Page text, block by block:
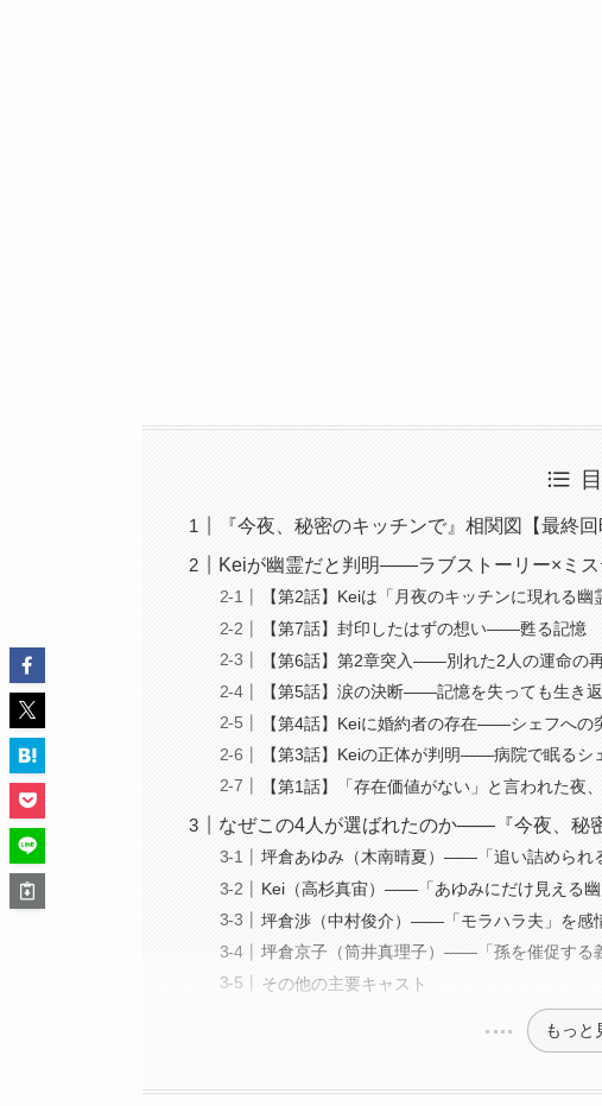
『今夜、秘密のキッチンで』相関図【最終回
Keiが幽霊だと判明——ラブストーリー×ミス
【第2話】Keiは「月夜のキッチンに現れる
【第7話】封印したはずの想い——甦る記憶
【第6話】第2章突入——別れた2人の運命の
【第5話】涙の決断——記憶を失っても生き
【第4話】Keiに婚約者の存在——シェフへの
【第3話】Keiの正体が判明——病院で眠るシ
【第1話】「存在価値がない」と言われた夜
なぜこの4人が選ばれたのか——『今夜、秘
坪倉あゆみ（木南晴夏）——「追い詰められ
Kei（高杉真宙）——「あゆみにだけ見える
坪倉渉（中村俊介）——「モラハラ夫」を感
坪倉京子（筒井真理子）——「孫を催促する
その他の主要キャスト
もっと